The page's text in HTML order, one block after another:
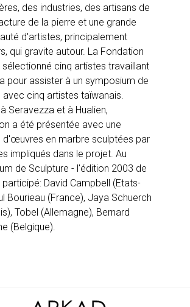
des industries, des artisans de
de la pierre et une grande
d'artistes, principalement
qui gravite autour. La Fondation
sélectionné cinq artistes travaillant
pour assister à un symposium de
avec cinq artistes taïwanais.
Seravezza et à Hualien,
a été présentée avec une
d'œuvres en marbre sculptées par
impliqués dans le projet. Au
de Sculpture - l'édition 2003 de
participé: David Campbell (Etats-
Bourieau (France), Jaya Schuerch
Tobel (Allemagne), Bernard
(Belgique).